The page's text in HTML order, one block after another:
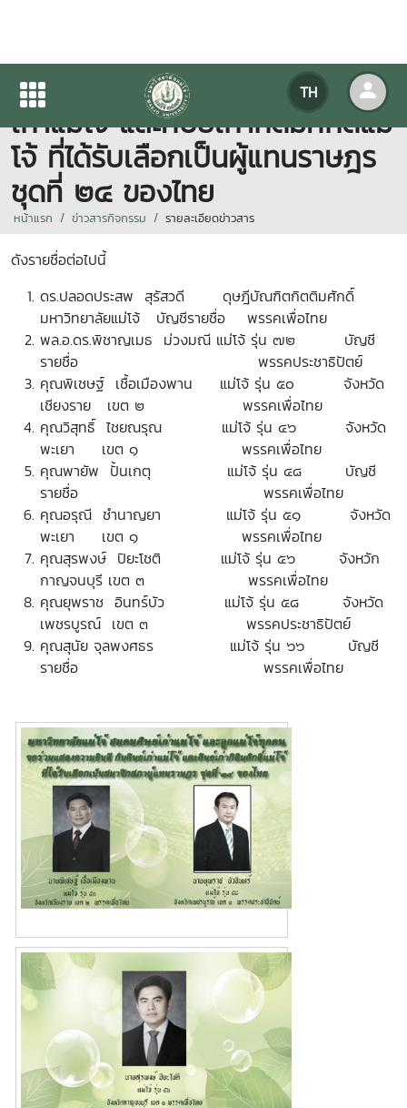
TH
ขอร่วมแสดงความยินดีกับศิษย์
เก่าแม่โจ้ และศิษย์เก่ากิติมศักดิ์แม่
โจ้ ที่ได้รับเลือกเป็นผู้แทนราษฎร
ชุดที่ ๒๔ ของไทย
หน้าแรก ข่าวสารกิจกรรม รายละเอียดข่าวสาร
ดังรายชื่อต่อไปนี้
ดร.ปลอดประสพ สุรัสวดี ดุษฎีบัณฑิตกิตติมศักดิ์
มหาวิทยาลัยแม่โจ้ บัญชีรายชื่อ พรรคเพื่อไทย
พล.อ.ดร.พิชาญเมธ ม่วงมณี แม่โจ้ รุ่น ๗๒ บัญชี
รายชื่อ พรรคประชาธิปัตย์
คุณพิเชษฐ์ เชื้อเมืองพาน แม่โจ้ รุ่น ๕๐ จังหวัด
เชียงราย เขต ๒ พรรคเพื่อไทย
คุณวิสุทธิ์ ไชยณรุณ แม่โจ้ รุ่น ๔๖ จังหวัด
พะเยา เขต ๑ พรรคเพื่อไทย
คุณพายัพ ปั้นเกตุ แม่โจ้ รุ่น ๔๘ บัญชี
รายชื่อ พรรคเพื่อไทย
คุณอรุณี ชำนาญยา แม่โจ้ รุ่น ๕๑ จังหวัด
พะเยา เขต ๑ พรรคเพื่อไทย
คุณสุรพงษ์ ปิยะโชติ แม่โจ้ รุ่น ๕๖ จังหวัก
กาญจนบุรี เขต ๓ พรรคเพื่อไทย
คุณยุพราช อินทร์บัว แม่โจ้ รุ่น ๕๘ จังหวัด
เพชรบูรณ์ เขต ๓ พรรคประชาธิปัตย์
คุณสุนัย จุลพงศธร แม่โจ้ รุ่น ๖๖ บัญชี
รายชื่อ พรรคเพื่อไทย